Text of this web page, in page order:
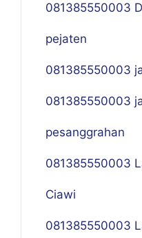
081385550003
pejaten
081385550003
081385550003
pesanggrahan
081385550003
Ciawi
081385550003